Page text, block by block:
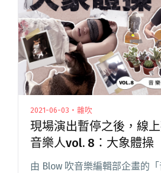
跨年煙火歌單"
2021-06-03・雜吹
現場演出暫停之後，線
音樂人vol. 8：大象體操
由 Blow 吹音樂編輯部企畫的